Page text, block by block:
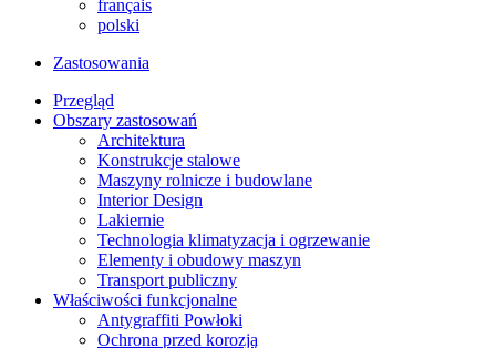
français
polski
Zastosowania
Przegląd
Obszary zastosowań
Architektura
Konstrukcje stalowe
Maszyny rolnicze i budowlane
Interior Design
Lakiernie
Technologia klimatyzacja i ogrzewanie
Elementy i obudowy maszyn
Transport publiczny
Właściwości funkcjonalne
Antygraffiti Powłoki
Ochrona przed korozją